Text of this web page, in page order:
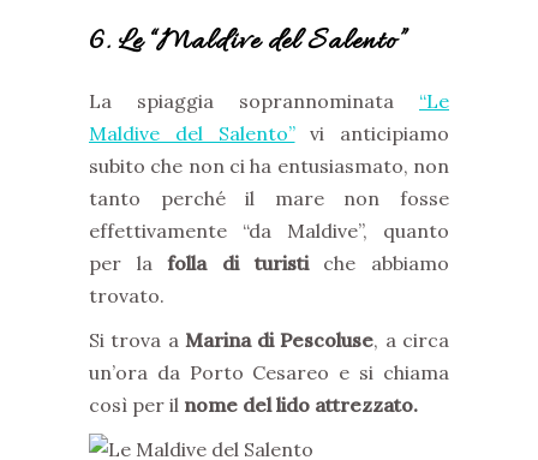
6. Le “Maldive del Salento”
La spiaggia soprannominata “Le
Maldive del Salento”vi anticipiamo
subito che non ci ha entusiasmato, non
tanto perché il mare non fosse
effettivamente “da Maldive”, quanto
per lafolla di turistiche abbiamo
trovato.
Si trova a Marina di Pescoluse, a circa
un’ora da Porto Cesareo e si chiama
così per il nome del lido attrezzato.